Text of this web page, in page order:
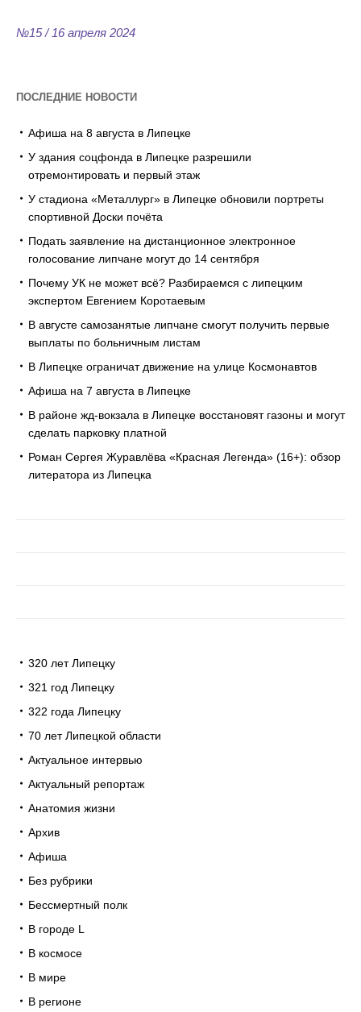
№15 / 16 апреля 2024
ПОСЛЕДНИЕ НОВОСТИ
Афиша на 8 августа в Липецке
У здания соцфонда в Липецке разрешили
отремонтировать и первый этаж
У стадиона «Металлург» в Липецке обновили портреты
спортивной Доски почёта
Подать заявление на дистанционное электронное
голосование липчане могут до 14 сентября
Почему УК не может всё? Разбираемся с липецким
экспертом Евгением Коротаевым
В августе самозанятые липчане смогут получить первые
выплаты по больничным листам
В Липецке ограничат движение на улице Космонавтов
Афиша на 7 августа в Липецке
В районе жд-вокзала в Липецке восстановят газоны и могут
сделать парковку платной
Роман Сергея Журавлёва «Красная Легенда» (16+): обзор
литератора из Липецка
320 лет Липецку
321 год Липецку
322 года Липецку
70 лет Липецкой области
Актуальное интервью
Актуальный репортаж
Анатомия жизни
Архив
Афиша
Без рубрики
Бессмертный полк
В городе L
В космосе
В мире
В регионе